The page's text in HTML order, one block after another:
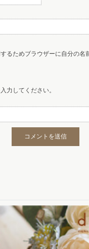
るためブラウザーに自分の名
力してください。